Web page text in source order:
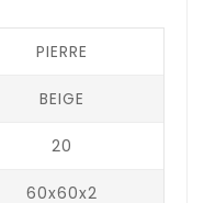
PIERRE
BEIGE
20
60x60x2